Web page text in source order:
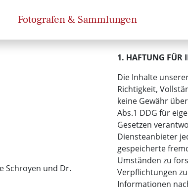
Fotografen & Sammlungen
Schroyen und Dr.
1. HAFTUNG FÜR
Die Inhalte
Richtigkeit,
keine Gewähr
Abs.1 DDG für
Gesetzen
Diensteanbieter
gespeicherte
Umständen zu
Verpflichtungen
Informationen